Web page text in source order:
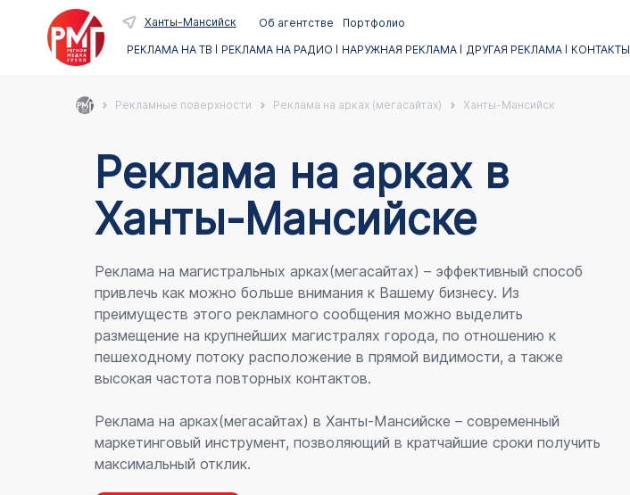
Ханты-Мансийск Об агентстве
Портфолио
РЕКЛАМА НА ТВ
РЕКЛАМА НА РАДИО НАРУЖНАЯ РЕКЛАМА ДРУГАЯ РЕКЛАМА КОНТАКТЫ
Рекламные поверхности Реклама на арках (мегасайтах) Ханты-Мансийск
Реклама на аркаx в
Ханты-Мансийске
Реклама на магистральных арках(мегасайтах) – эффективный способ
привлечь как можно больше внимания к Вашему бизнесу. Из
преимуществ этого рекламного сообщения можно выделить
размещение на крупнейших магистралях города, по отношению к
пешеходному потоку расположение в прямой видимости, а также
высокая частота повторных контактов.
Реклама на арках(мегасайтах) в Ханты-Мансийске – современный
маркетинговый инструмент, позволяющий в кратчайшие сроки получить
максимальный отклик.